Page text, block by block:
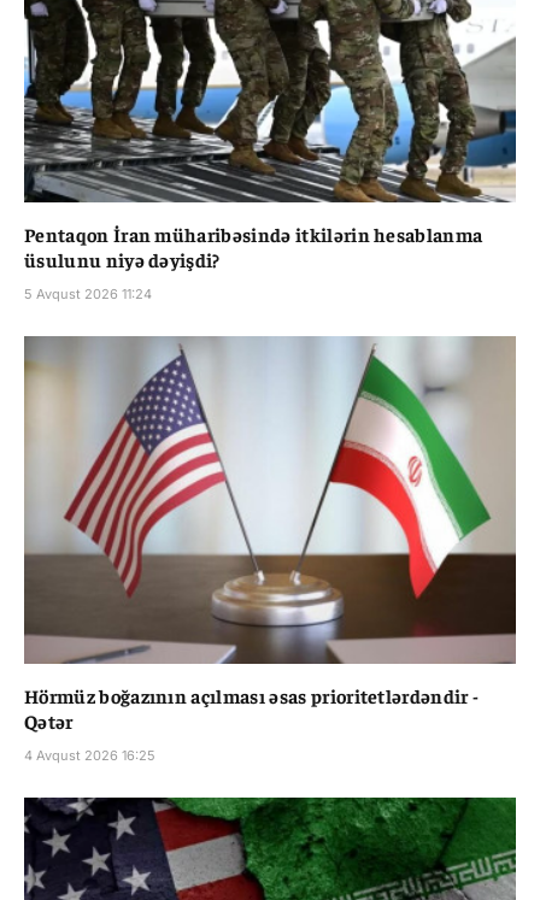
Pentaqon İran müharibəsində itkilərin hesablanma
üsulunu niyə dəyişdi?
5 Avqust 2026 11:24
Hörmüz boğazının açılması əsas prioritetlərdəndir -
Qətər
4 Avqust 2026 16:25